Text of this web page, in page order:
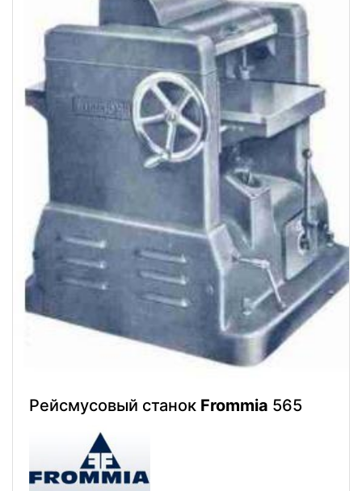
Рейсмусовый станок Frommia 565